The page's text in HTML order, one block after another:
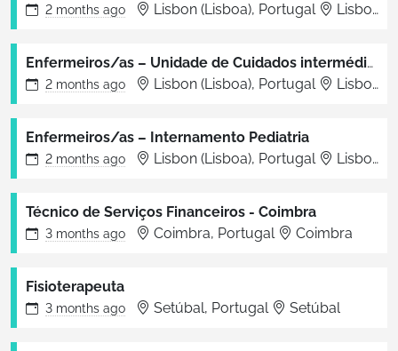
2 months ago Lisbon (Lisboa), Portugal Lisboa
Enfermeiros/as – Unidade de Cuidados intermédios e Intensivos de Pediatria
2 months ago Lisbon (Lisboa), Portugal Lisboa
Enfermeiros/as – Internamento Pediatria
2 months ago Lisbon (Lisboa), Portugal Lisboa
Técnico de Serviços Financeiros - Coimbra
3 months ago Coimbra, Portugal Coimbra
Fisioterapeuta
3 months ago Setúbal, Portugal Setúbal